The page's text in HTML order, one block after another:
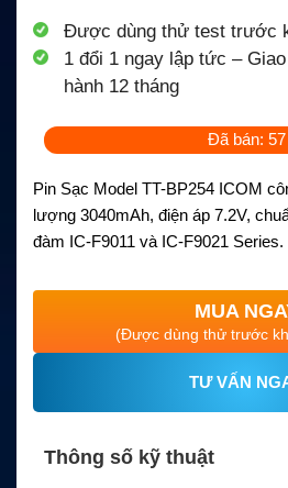
Được dùng thử test trước
1 đổi 1 ngay lập tức –
hành 12 tháng
Đã bán: 57
Pin Sạc Model TT-BP254 ICOM
lượng 3040mAh, điện áp 7.2V,
đàm IC-F9011 và IC-F9021 Series.
MUA
(Được dùng thử trước
TƯ VẤN
Thông số kỹ thuật